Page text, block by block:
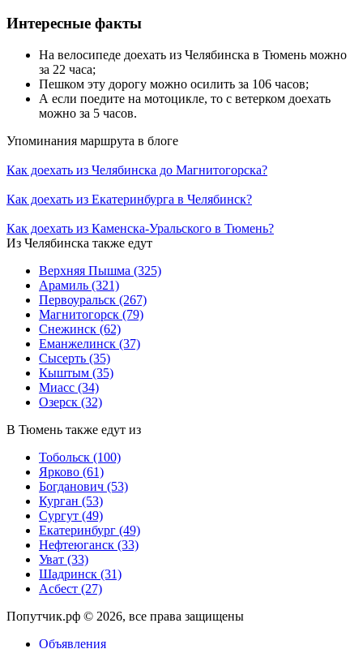
Интересные факты
На велосипеде доехать из Челябинска в Тюмень можно
за 22 часа;
Пешком эту дорогу можно осилить за 106 часов;
А если поедите на мотоцикле, то с ветерком доехать
можно за 5 часов.
Упоминания маршрута в блоге
Как доехать из Челябинска до Магнитогорска?
Как доехать из Екатеринбурга в Челябинск?
Как доехать из Каменска-Уральского в Тюмень?
Из Челябинска также едут
Верхняя Пышма (325)
Арамиль (321)
Первоуральск (267)
Магнитогорск (79)
Снежинск (62)
Еманжелинск (37)
Сысерть (35)
Кыштым (35)
Миасс (34)
Озерск (32)
В Тюмень также едут из
Тобольск (100)
Ярково (61)
Богданович (53)
Курган (53)
Сургут (49)
Екатеринбург (49)
Нефтеюганск (33)
Уват (33)
Шадринск (31)
Асбест (27)
Попутчик.рф © 2026, все права защищены
Объявления